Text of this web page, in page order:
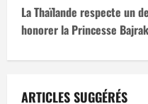
i
g
La Thaïlande respecte un
honorer la Princesse
ARTICLES SUGGÉRÉS